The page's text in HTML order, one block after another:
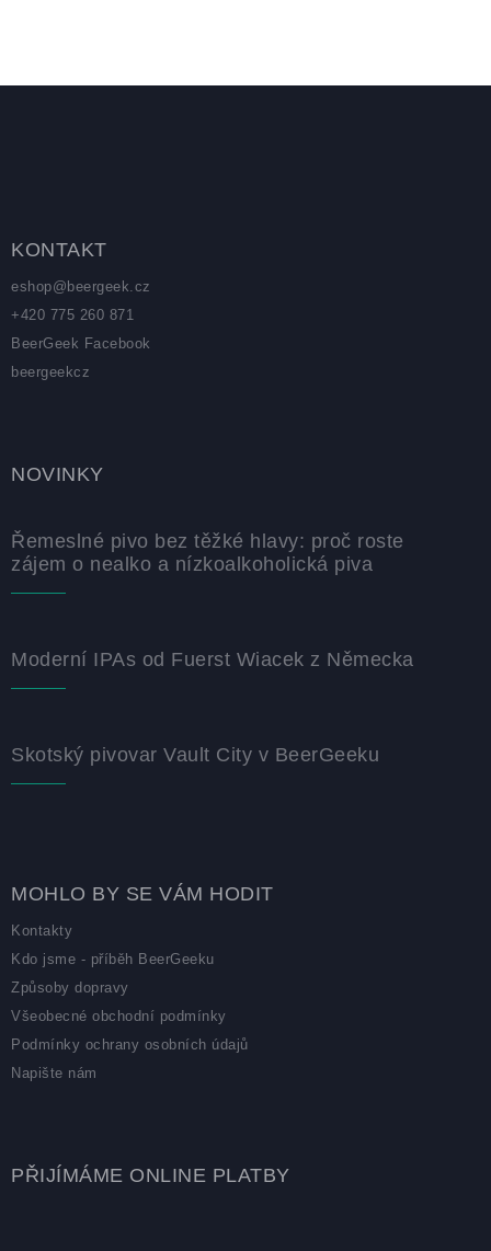
KONTAKT
eshop@beergeek.cz
+420 775 260 871
BeerGeek Facebook
beergeekcz
NOVINKY
Řemeslné pivo bez těžké hlavy: proč roste
zájem o nealko a nízkoalkoholická piva
Moderní IPAs od Fuerst Wiacek z Německa
Skotský pivovar Vault City v BeerGeeku
MOHLO BY SE VÁM HODIT
Kontakty
Kdo jsme - příběh BeerGeeku
Způsoby dopravy
Všeobecné obchodní podmínky
Podmínky ochrany osobních údajů
Napište nám
PŘIJÍMÁME ONLINE PLATBY